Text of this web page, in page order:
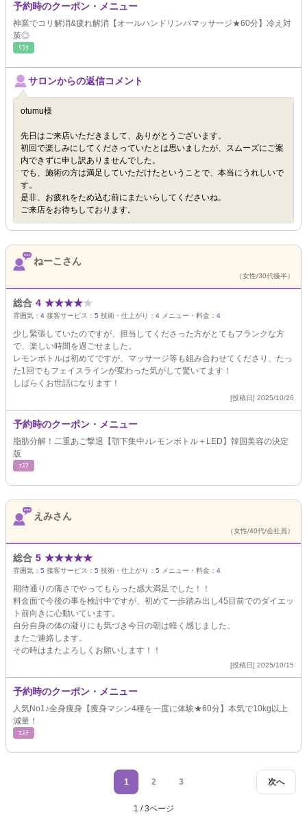
予約時のクーポン・メニュー
神業でコリ解消&疲れ解消【オールハンドリンパマッサージ★60分】冷え対
策◎
ﾘﾗｸ
サロンからの返信コメント
otumu様
先日はご来店いただきまして、ありがとうございます。
初回で楽しみにしてくださっていたとは思いましたが、スムーズにご案
内できずに申し訳ありませんでした。
でも、施術の方は満足していただけたということで、本当にうれしいで
す。
是非、お疲れをため込む前にまたいらしてくださいね。
ご来店をお待ちしております。
ねーこさん
（女性/30代後半）
総合 4 ★★★★★
雰囲気： 4 接客サービス： 5 技術・仕上がり： 4 メニュー・料金： 4
少し緊張していたのですが、担当してくださった方がとてもフランクな方
で、楽しい時間を過ごせました。
レモンボトルは初めてですが、マッサージ等も組み合わせてくださり、たっ
た1回でもフェイスラインが変わった気がして驚いてます！
しばらくお世話になります！
[投稿日] 2025/10/26
予約時のクーポン・メニュー
脂肪分解！二重あご撃退【顎下集中♪レモンボトル＋LED】韓国美容の決定
版
ｴｽﾃ
えみさん
（女性/40代/会社員）
総合 5 ★★★★★
雰囲気： 5 接客サービス： 5 技術・仕上がり： 5 メニュー・料金： 4
期待通りの痛さでやってもらった感大満足でした！！
料金面で今後の事を検討中ですが、初めて一歩踏み出し45目前でのダイエッ
ト前向きに心動いています。
自分自身の体の凝りにも気づき今日の朝は軽く感じました。
またご連絡します。
その時はまたよろしくお願いします！！
[投稿日] 2025/10/15
予約時のクーポン・メニュー
人気No1♪全身痩身【痩身マシン4種を一度に体験★60分】本気で10kg以上
減量！
ｴｽﾃ
次へ
1 2 3
1 / 3ページ